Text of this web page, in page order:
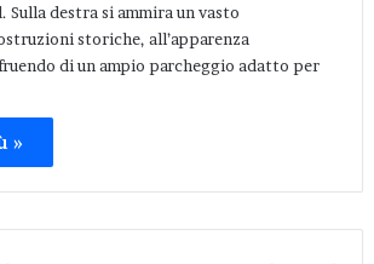
Sulla destra si ammira un vasto
storiche, all’apparenza
di un ampio parcheggio adatto per
»